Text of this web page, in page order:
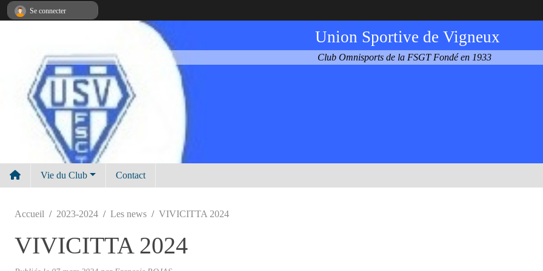
Union Sportive de Vigneux
Club Omnisports de la FSGT Fondé en 1933
Vie du Club Contact
Accueil 2023-2024 Les news VIVICITTA 2024
VIVICITTA 2024
Se connecter
Panneau de gestion des cookies